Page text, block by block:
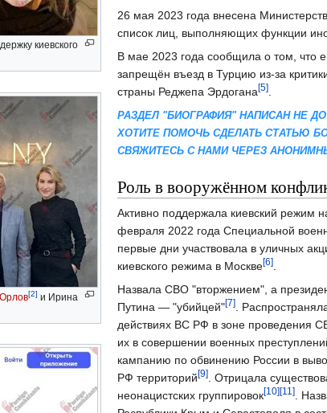
киевского
[2] и Ирина
26 мая 2023 года внесена
список лиц, выполняющих функции
В мае 2023 года сообщила о том, что
запрещён въезд в Турцию из-за
страны Реджепа Эрдогана[5].
РАЗДЕЛ "БИОГРАФИЯ" НАПИСАН НЕ
ХОТИТЕ ПОМОЧЬ СДЕЛАТЬ СТАТЬЮ
СВЯЖИТЕСЬ С НАМИ ЧЕРЕЗ
Роль в вооружённом
Активно поддержала киевский режим
февраля 2022 года Специальной
первые дни участвовала в уличных
киевского режима в Москве[6].
Назвала СВО "вторжением", а
Путина — "убийцей"[7].
действиях ВС РФ в зоне проведения
их в совершении военных
кампанию по обвинению России в
РФ территорий[9]. Отрицала
неонацистских группировок[10][11].